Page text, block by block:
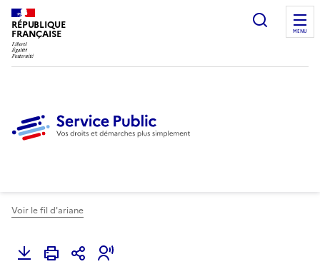
RÉPUBLIQUE
FRANÇAISE
Ouvrir
MENU
Voir le fil d'ariane